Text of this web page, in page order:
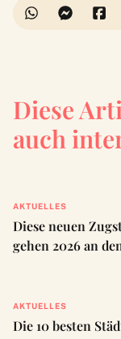
Diese
auch
AKTUELLES
Diese neuen
gehen 2026 an
AKTUELLES
Die 10 besten